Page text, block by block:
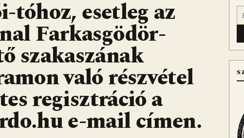
tóhoz, esetleg az
Farkasgödör-
szakaszának
való részvétel
regisztráció a
e-mail címen.